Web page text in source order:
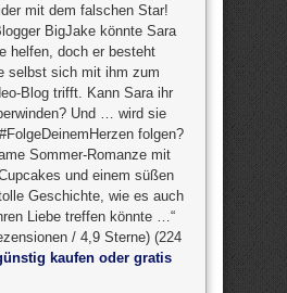
mit dem falschen Star!
BigJake könnte Sara
helfen, doch er besteht
selbst sich mit ihm zum
Blog trifft. Kann Sara ihr
Und … wird sie
folgen?
Sommer-Romanze mit
und einem süßen
Geschichte, wie es auch
Liebe treffen könnte …“
/ 4,9 Sterne) (224
kaufen oder gratis